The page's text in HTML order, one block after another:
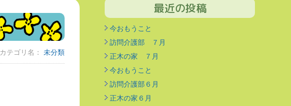
カテゴリ名： 未分類
最近の投稿
今おもうこと
訪問介護部 ７月
正木の家 ７月
今おもうこと
訪問介護部６月
正木の家６月